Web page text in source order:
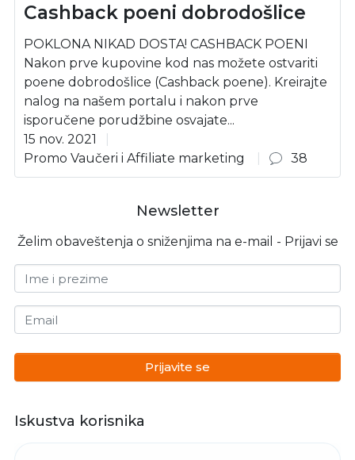
Cashback poeni dobrodošlice
POKLONA NIKAD DOSTA! CASHBACK POENI
Nakon prve kupovine kod nas možete ostvariti
poene dobrodošlice (Cashback poene). Kreirajte
nalog na našem portalu i nakon prve
isporučene porudžbine osvajate...
15 nov. 2021
Promo Vaučeri i Affiliate marketing
38
Newsletter
Želim obaveštenja o sniženjima na e-mail - Prijavi se
Ime i prezime
Email
Prijavite se
Iskustva korisnika